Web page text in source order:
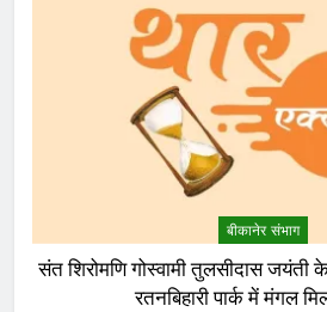
बीकानेर संभाग
संत शिरोमणि गोस्वामी तुलसीदास
रतनबिहारी पार्क में मंगल